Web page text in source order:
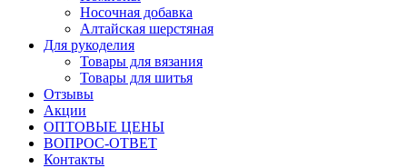
Носочная добавка
Алтайская шерстяная
Для рукоделия
Товары для вязания
Товары для шитья
Отзывы
Акции
ОПТОВЫЕ ЦЕНЫ
ВОПРОС-ОТВЕТ
Контакты